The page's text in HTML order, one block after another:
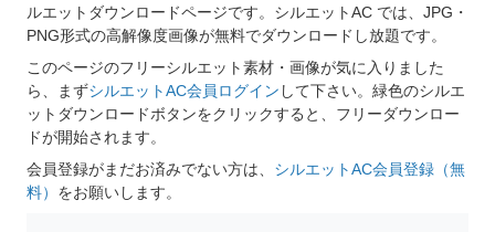
ルエットダウンロードページです。シルエットAC では、JPG・
PNG形式の高解像度画像が無料でダウンロードし放題です。
このページのフリーシルエット素材・画像が気に入りました
ら、まずシルエットAC会員ログイン して下さい。緑色のシルエ
ットダウンロードボタンをクリックすると、フリーダウンロー
ドが開始されます。
会員登録がまだお済みでない方は、 シルエットAC会員登録（無
料） をお願いします。